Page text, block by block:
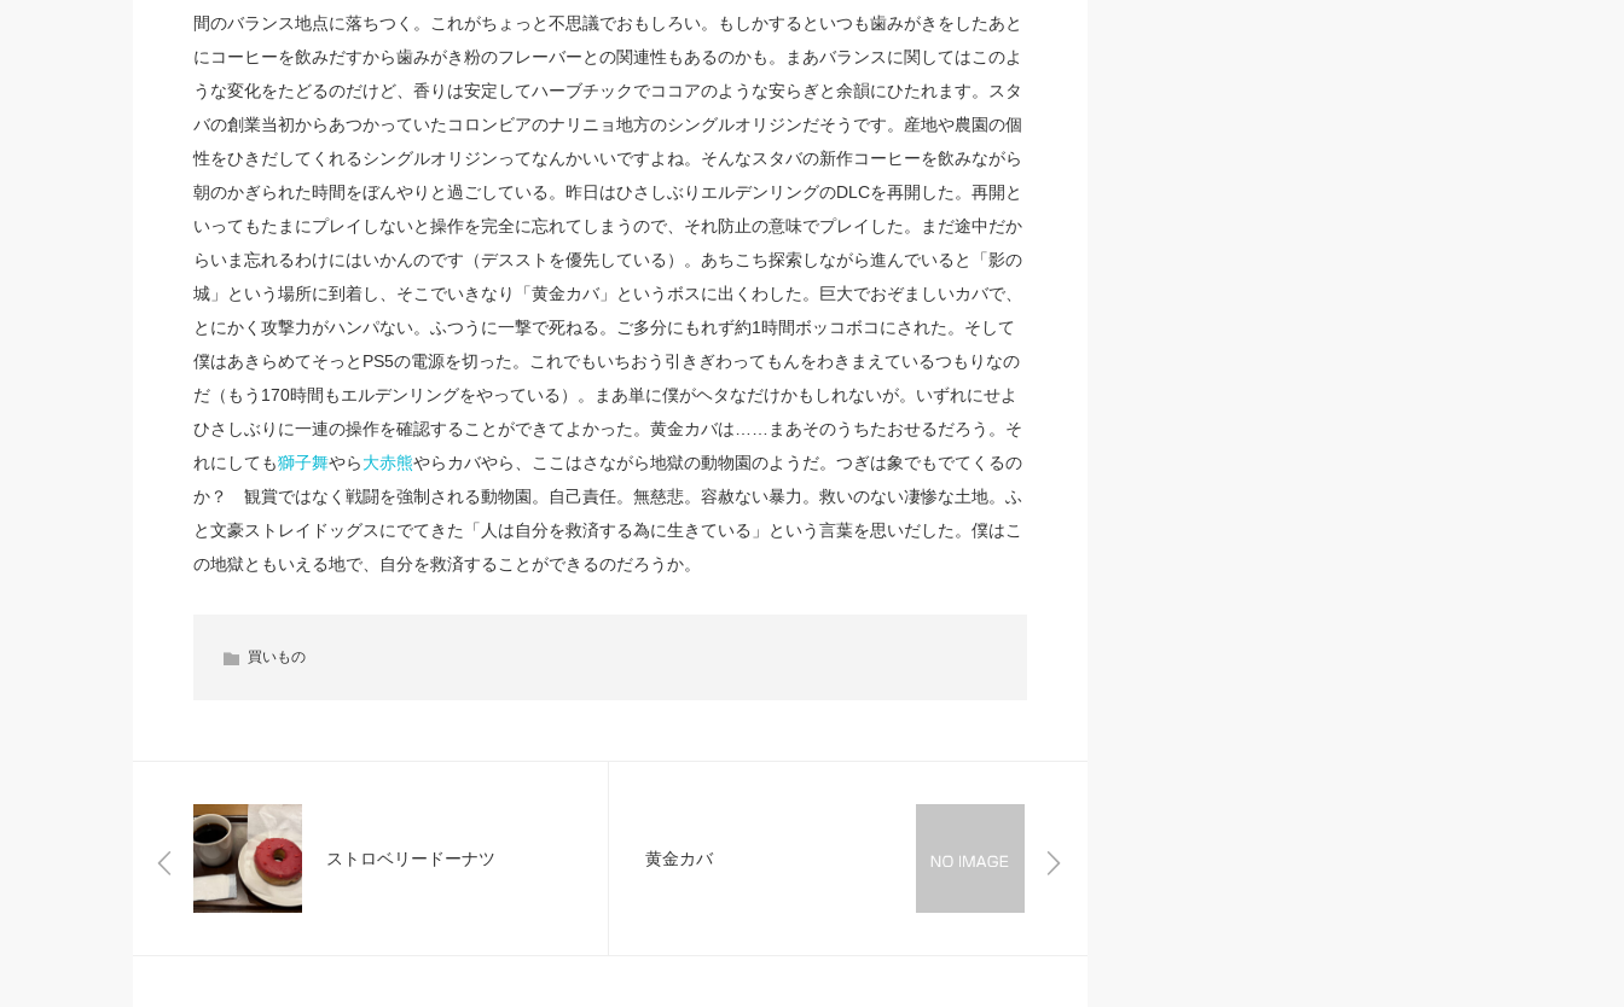
間のバランス地点に落ちつく。これがちょっと不思議でおもしろい。もしかするといつも歯みがきをしたあと
にコーヒーを飲みだすから歯みがき粉のフレーバーとの関連性もあるのかも。まあバランスに関してはこのよ
うな変化をたどるのだけど、香りは安定してハーブチックでココアのような安らぎと余韻にひたれます。スタ
バの創業当初からあつかっていたコロンビアのナリニョ地方のシングルオリジンだそうです。産地や農園の個
性をひきだしてくれるシングルオリジンってなんかいいですよね。そんなスタバの新作コーヒーを飲みながら
朝のかぎられた時間をぼんやりと過ごしている。昨日はひさしぶりエルデンリングのDLCを再開した。再開と
いってもたまにプレイしないと操作を完全に忘れてしまうので、それ防止の意味でプレイした。まだ途中だか
らいま忘れるわけにはいかんのです（デスストを優先している）。あちこち探索しながら進んでいると「影の
城」という場所に到着し、そこでいきなり「黄金カバ」というボスに出くわした。巨大でおぞましいカバで、
とにかく攻撃力がハンパない。ふつうに一撃で死ねる。ご多分にもれず約1時間ボッコボコにされた。そして
僕はあきらめてそっとPS5の電源を切った。これでもいちおう引きぎわってもんをわきまえているつもりなの
だ（もう170時間もエルデンリングをやっている）。まあ単に僕がヘタなだけかもしれないが。いずれにせよ
ひさしぶりに一連の操作を確認することができてよかった。黄金カバは……まあそのうちたおせるだろう。そ
れにしても獅子舞やら大赤熊やらカバやら、ここはさながら地獄の動物園のようだ。つぎは象でもでてくるの
か？ 観賞ではなく戦闘を強制される動物園。自己責任。無慈悲。容赦ない暴力。救いのない凄惨な土地。ふ
と文豪ストレイドッグスにでてきた「人は自分を救済する為に生きている」という言葉を思いだした。僕はこ
の地獄ともいえる地で、自分を救済することができるのだろうか。
買いもの
ストロベリードーナツ 黄金カバ